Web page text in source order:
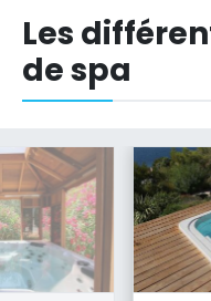
Les
de spa